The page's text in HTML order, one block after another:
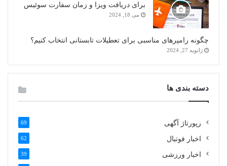
برای دریافت ویزا و زمان سفارت سوئیس
می 18, 2024
چگونه رامپرهای مناسبی برای تعطیلات تابستانی انتخاب کنیم؟
ژانویه 27, 2024
دسته بندی ها
رپورتاژ آگهی 69
اخبار فوتبال 62
اخبار ورزشی 39